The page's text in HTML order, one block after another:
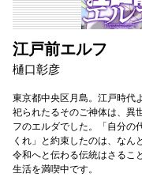
江戸前エルフ
樋口彰彦
東京都中央区月島。江戸時代
祀られたるそのご神体は、異
フのエルダでした。「自分の
くれ」と約束したのは、な
令和へと伝わる伝統はさるこ
生活を満喫中です。